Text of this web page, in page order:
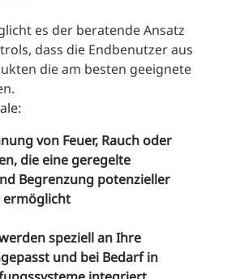
es der beratende Ansatz
dass die Endbenutzer aus
die am besten geeignete
von Feuer, Rauch oder
die eine geregelte
Begrenzung potenzieller
ermöglicht
speziell an Ihre
und bei Bedarf in